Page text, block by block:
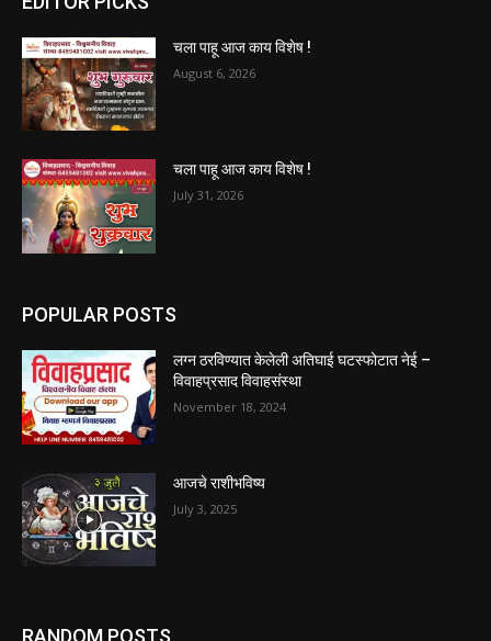
चला पाहू आज काय विशेष !
August 6, 2026
चला पाहू आज काय विशेष !
July 31, 2026
POPULAR POSTS
लग्न ठरविण्यात केलेली अतिघाई घटस्फोटात नेई –
विवाहप्रसाद विवाहसंस्था
November 18, 2024
आजचे राशीभविष्य
July 3, 2025